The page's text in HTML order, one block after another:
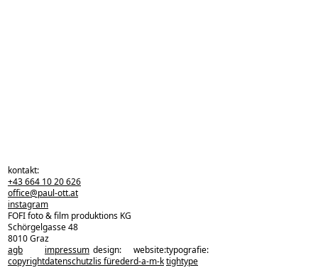
zurück zu den projekten
kontakt:
+43 664 10 20 626
office@paul-ott.at
instagram
FOFI foto & film produktions KG
Schörgelgasse 48
8010 Graz
agb
copyright
impressum
datenschutz
design:
lis füreder
website:
d-a-m-k
typografie:
tightype